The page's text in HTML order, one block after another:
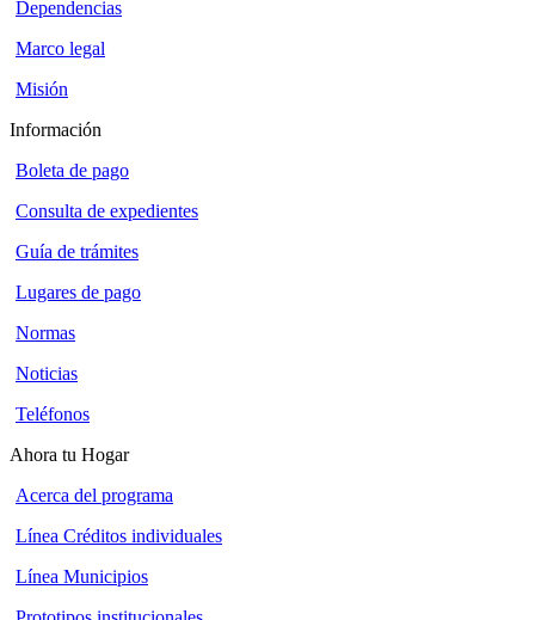
Dependencias
Marco legal
Misión
Información
Boleta de pago
Consulta de expedientes
Guía de trámites
Lugares de pago
Normas
Noticias
Teléfonos
Ahora tu Hogar
Acerca del programa
Línea Créditos individuales
Línea Municipios